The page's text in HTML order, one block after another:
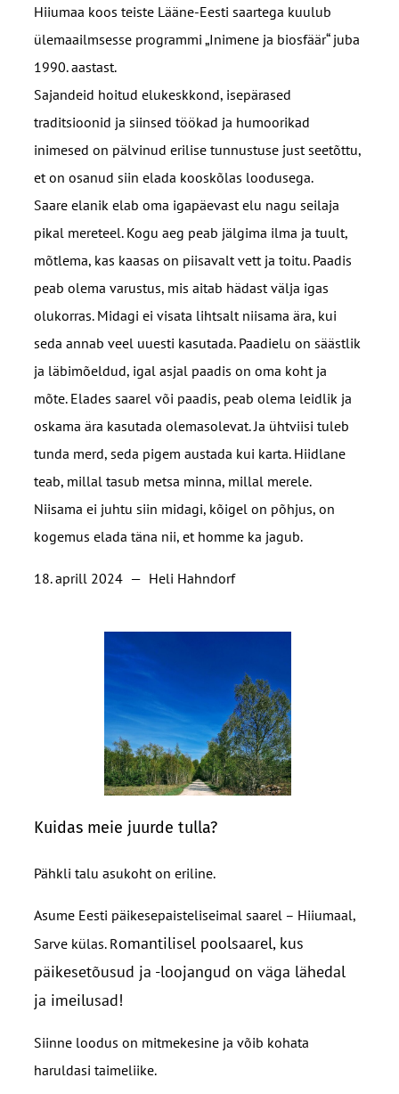
Hiiumaa koos teiste Lääne-Eesti saartega kuulub
ülemaailmsesse programmi „Inimene ja biosfäär“ juba
1990. aastast.
Sajandeid hoitud elukeskkond, isepärased
traditsioonid ja siinsed töökad ja humoorikad
inimesed on pälvinud erilise tunnustuse just seetõttu,
et on osanud siin elada kooskõlas loodusega.
Saare elanik elab oma igapäevast elu nagu seilaja
pikal mereteel. Kogu aeg peab jälgima ilma ja tuult,
mõtlema, kas kaasas on piisavalt vett ja toitu. Paadis
peab olema varustus, mis aitab hädast välja igas
olukorras. Midagi ei visata lihtsalt niisama ära, kui
seda annab veel uuesti kasutada. Paadielu on säästlik
ja läbimõeldud, igal asjal paadis on oma koht ja
mõte. Elades saarel või paadis, peab olema leidlik ja
oskama ära kasutada olemasolevat. Ja ühtviisi tuleb
tunda merd, seda pigem austada kui karta. Hiidlane
teab, millal tasub metsa minna, millal merele.
Niisama ei juhtu siin midagi, kõigel on põhjus, on
kogemus elada täna nii, et homme ka jagub.
18. aprill 2024 — Heli Hahndorf
Kuidas meie juurde tulla?
Pähkli talu asukoht on eriline.
Asume Eesti päikesepaisteliseimal saarel – Hiiumaal,
Sarve külas. Romantilisel poolsaarel, kus
päikesetõusud ja -loojangud on väga lähedal
ja imeilusad!
Siinne loodus on mitmekesine ja võib kohata
haruldasi taimeliike.